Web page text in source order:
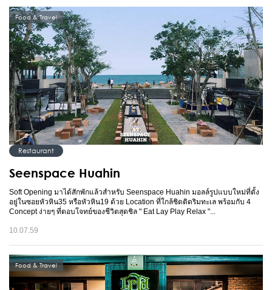
Food & Travel
Restaurant
Seenspace Huahin
Soft Opening มาได้สักพักแล้วสำหรับ Seenspace Huahin มอลล์รูปแบบใหม่ที่ตั้ง
อยู่ในซอยหัวหิน35 หรือหัวหิน19 ด้วย Location ที่ใกล้ชิดติดริมทะเล พร้อมกับ 4
Concept ง่ายๆ ที่ตอบโจทย์ของชีวิตสุดชิล " Eat Lay Play Relax "...
10.07.59
Food & Travel